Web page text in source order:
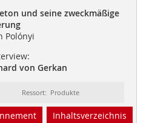
und seine zweckmäßige
Polónyi
von Gerkan
Ressort: Produkte
Inhaltsverzeichnis